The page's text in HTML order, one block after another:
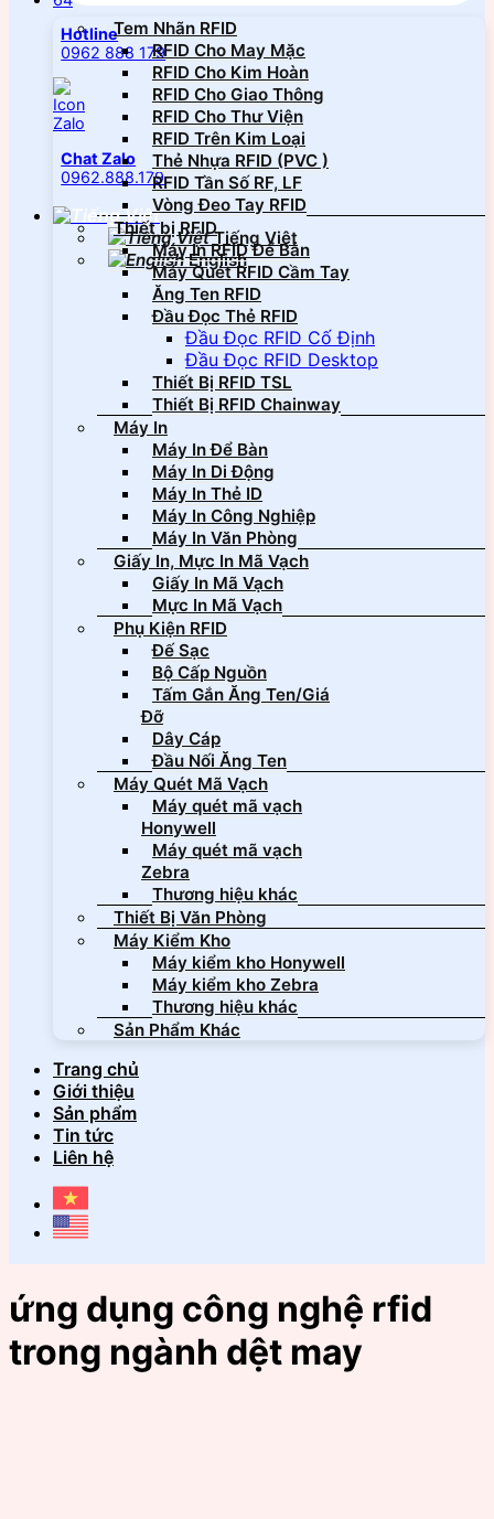
Hotline
0962 888 179
Chat Zalo
0962.888.179
Tiếng Việt
English
Tem Nhãn RFID
RFID Cho May Mặc
RFID Cho Kim Hoàn
RFID Cho Giao Thông
RFID Cho Thư Viện
RFID Trên Kim Loại
Thẻ Nhựa RFID (PVC )
RFID Tần Số RF, LF
Vòng Đeo Tay RFID
Thiết bị RFID
Máy In RFID Để Bàn
Máy Quét RFID Cầm Tay
Ăng Ten RFID
Đầu Đọc Thẻ RFID
Đầu Đọc RFID Cố Định
Đầu Đọc RFID Desktop
Thiết Bị RFID TSL
Thiết Bị RFID Chainway
Máy In
Máy In Để Bàn
Máy In Di Động
Máy In Thẻ ID
Máy In Công Nghiệp
Máy In Văn Phòng
Giấy In, Mực In Mã Vạch
Giấy In Mã Vạch
Mực In Mã Vạch
Phụ Kiện RFID
Đế Sạc
Bộ Cấp Nguồn
Tấm Gắn Ăng Ten/Giá
Đỡ
Dây Cáp
Đầu Nối Ăng Ten
Máy Quét Mã Vạch
Máy quét mã vạch
Honywell
Máy quét mã vạch
Zebra
Thương hiệu khác
Thiết Bị Văn Phòng
Máy Kiểm Kho
Máy kiểm kho Honywell
Máy kiểm kho Zebra
Thương hiệu khác
Sản Phẩm Khác
Trang chủ
Giới thiệu
Sản phẩm
Tin tức
Liên hệ
ứng dụng công nghệ rfid
trong ngành dệt may